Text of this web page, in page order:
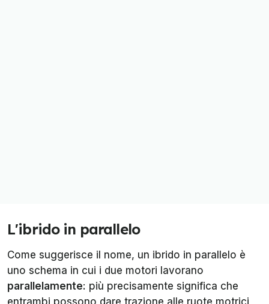
L'ibrido in parallelo
Come suggerisce il nome, un ibrido in parallelo è
uno schema in cui i due motori lavorano
parallelamente: più precisamente significa che